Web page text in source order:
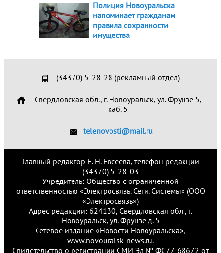
Полиция Новоуральска
напоминает гражданам
правила сохранности
имущества
(34370) 5-28-28 (рекламный отдел)
Свердловская обл., г. Новоуральск, ул. Фрунзе 5,
каб. 5
telenovosti@mail.ru
Главный редактор Е. Н. Евсеева, телефон редакции
(34370) 5-28-03
Учредитель: Общество с ограниченной
ответственностью «Электросвязь. Сети. Системы» (ООО
«Электросвязь»)
Адрес редакции: 624130, Свердловская обл., г.
Новоуральск, ул. Фрунзе д. 5
Сетевое издание «Новости Новоуральска»,
www.novouralsk-news.ru.
Свидетельство о регистрации СМИ Эл № ФС77-68672 от